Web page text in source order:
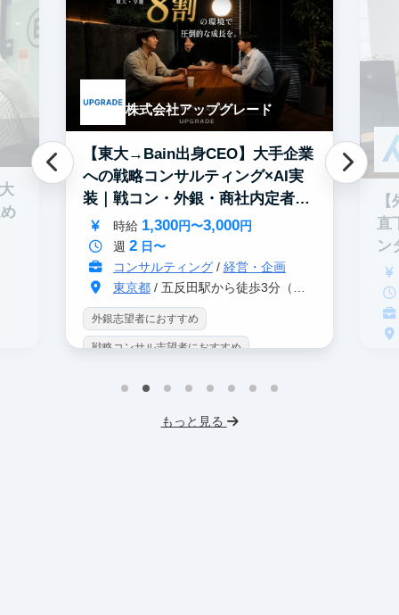
株式会社アップグレード
【東大→Bain出身CEO】大手企業
への戦略コンサルティング×AI実
装｜戦コン・外銀・商社内定者多
数
時給 1,300円〜3,000円
週 2日〜
コンサルティング/ 経営・企画
東京都/ 五反田駅から徒歩3分（大崎駅から徒歩8分）
外銀志望者におすすめ
戦略コンサル志望者におすすめ
直
ン
もっと見る